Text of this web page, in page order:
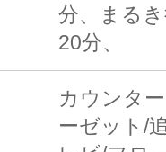
分、まる
20分、
カウンタ
ーゼット/